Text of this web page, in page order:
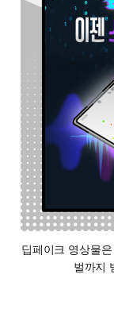
딥페이크 영상물
벌까지